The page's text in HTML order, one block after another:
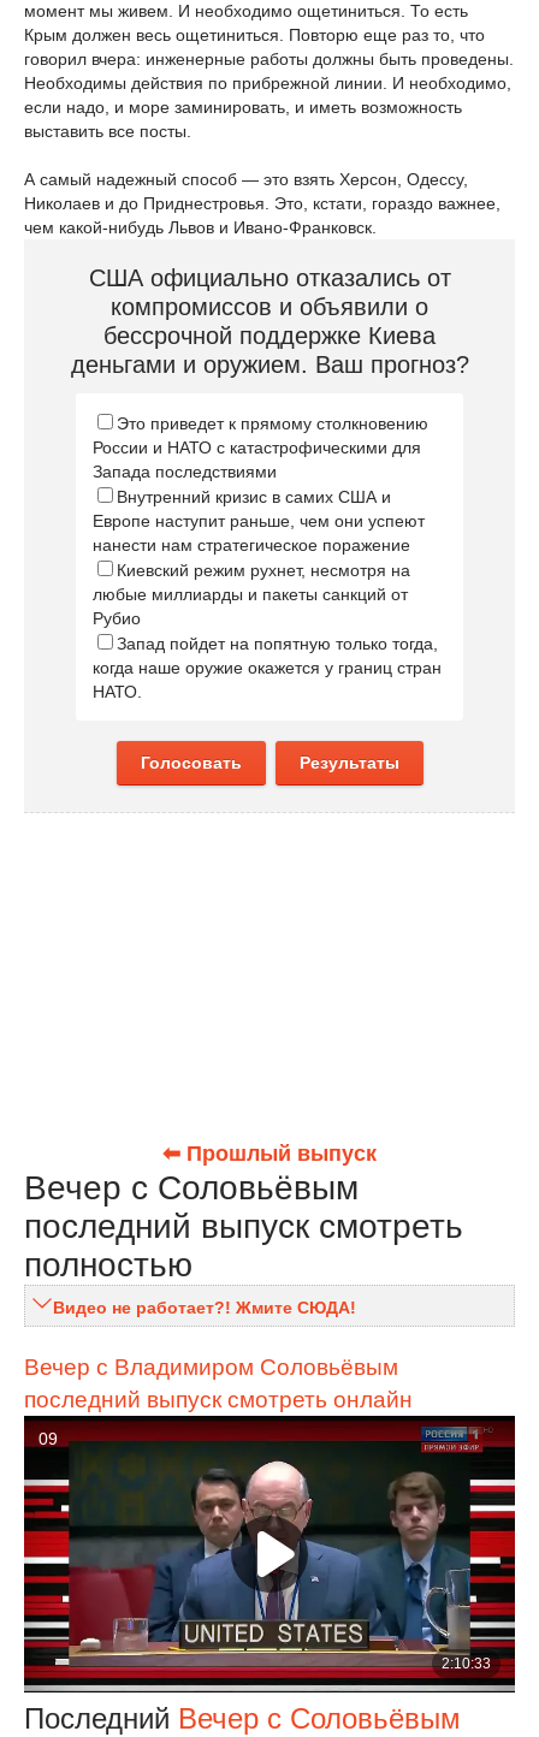
момент мы живем. И необходимо ощетиниться. То есть
Крым должен весь ощетиниться. Повторю еще раз то, что
говорил вчера: инженерные работы должны быть проведены.
Необходимы действия по прибрежной линии. И необходимо,
если надо, и море заминировать, и иметь возможность
выставить все посты.
А самый надежный способ — это взять Херсон, Одессу,
Николаев и до Приднестровья. Это, кстати, гораздо важнее,
чем какой-нибудь Львов и Ивано-Франковск.
США официально отказались от
компромиссов и объявили о
бессрочной поддержке Киева
деньгами и оружием. Ваш прогноз?
Это приведет к прямому столкновению
России и НАТО с катастрофическими для
Запада последствиями
Внутренний кризис в самих США и
Европе наступит раньше, чем они успеют
нанести нам стратегическое поражение
Киевский режим рухнет, несмотря на
любые миллиарды и пакеты санкций от
Рубио
Запад пойдет на попятную только тогда,
когда наше оружие окажется у границ стран
НАТО.
Голосовать Результаты
⬅ Прошлый выпуск
Вечер с Соловьёвым
последний выпуск смотреть
полностью
Видео не работает?! Жмите СЮДА!
Вечер с Владимиром Соловьёвым
последний выпуск смотреть онлайн
Последний Вечер с Соловьёвым